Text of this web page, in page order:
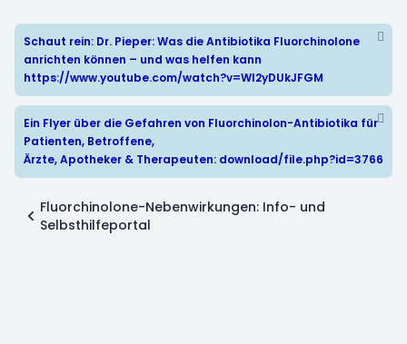
Schaut rein: Dr. Pieper: Was die Antibiotika Fluorchinolone
anrichten können – und was helfen kann
https://www.youtube.com/watch?v=WI2yDUkJFGM
Ein Flyer über die Gefahren von Fluorchinolon-Antibiotika für
Patienten, Betroffene,
Ärzte, Apotheker & Therapeuten: download/file.php?id=3766
Fluorchinolone-Nebenwirkungen: Info- und
Selbsthilfeportal